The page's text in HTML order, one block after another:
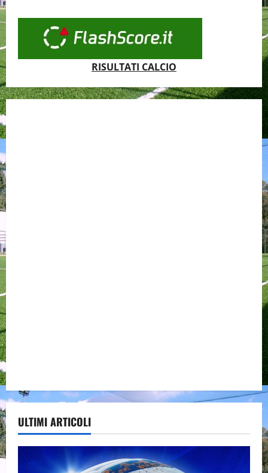
RISULTATI CALCIO
ULTIMI ARTICOLI